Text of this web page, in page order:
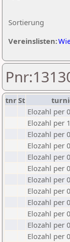
Sortierung
Vereinslisten:
tnrSt
Elozahl per
Elozahl per
Elozahl per
Elozahl per
Elozahl per
Elozahl per
Elozahl per
Elozahl per
Elozahl per
Elozahl per
Elozahl per
Elozahl per